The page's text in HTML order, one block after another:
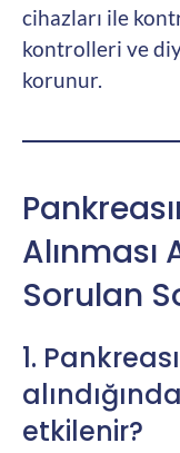
cihazları ile
kontrolleri ve
korunur.
Alınması
Sorulan
1.
etkilenir?